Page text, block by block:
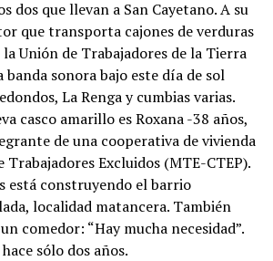
dos que llevan a San Cayetano. A su
que transporta cajones de verduras
Unión de Trabajadores de la Tierra
sonora bajo este día de sol
La Renga y cumbias varias.
casco amarillo es Roxana -38 años,
de una cooperativa de vivienda
Excluidos (MTE-CTEP).
está construyendo el barrio
localidad matancera. También
comedor: “Hay mucha necesidad”.
sólo dos años.